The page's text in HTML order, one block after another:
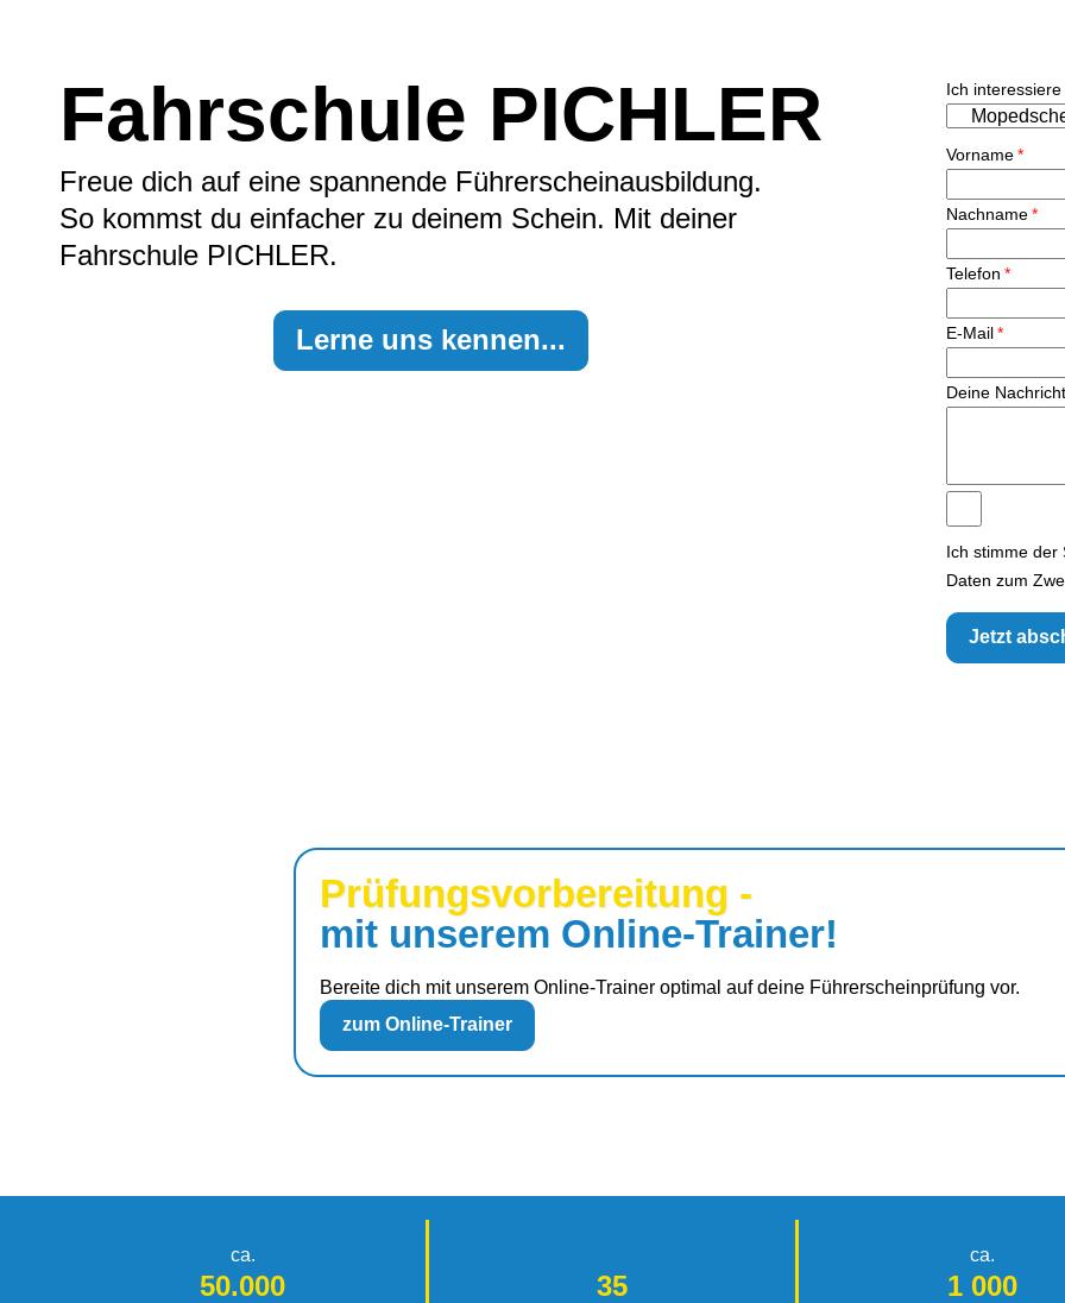
Fahrschule PICHLER
Freue dich auf eine spannende Führerschein­ausbildung.
So kommst du einfacher zu deinem Schein. Mit deiner
Fahrschule PICHLER.
Lerne uns kennen...
Ich
Vorname *
Nachname *
Telefon *
E-Mail *
Deine Nachricht
Ich stimme der
Daten zum
Jetzt
Prüfungsvorberei­tung -
mit unserem Online-Trainer!
Bereite dich mit unserem Online-Trainer optimal auf deine Führerscheinprüfung vor.
zum Online-Trainer
ca.
50.000 35
ca.
1 000